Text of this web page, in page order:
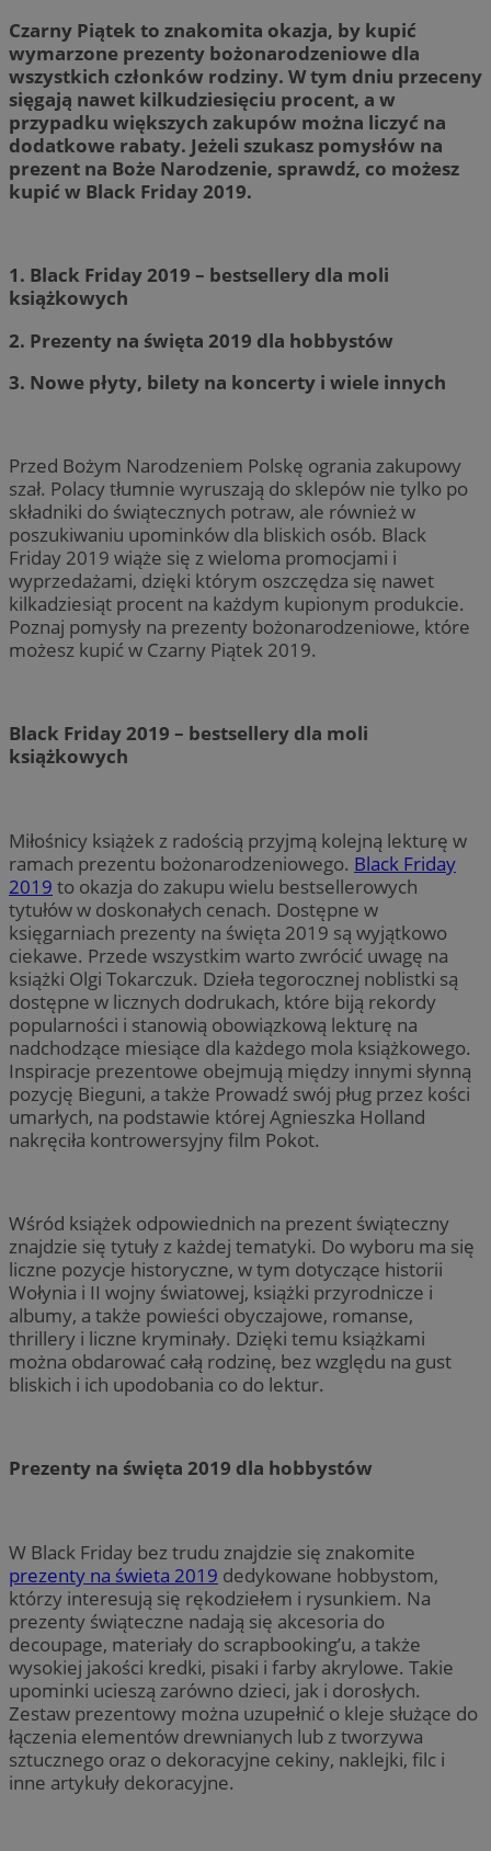
Czarny Piątek to znakomita okazja, by kupić
wymarzone prezenty bożonarodzeniowe dla
wszystkich członków rodziny. W tym dniu przeceny
sięgają nawet kilkudziesięciu procent, a w
przypadku większych zakupów można liczyć na
dodatkowe rabaty. Jeżeli szukasz pomysłów na
prezent na Boże Narodzenie, sprawdź, co możesz
kupić w Black Friday 2019.
1. Black Friday 2019 – bestsellery dla moli
książkowych
2. Prezenty na święta 2019 dla hobbystów
3. Nowe płyty, bilety na koncerty i wiele innych
Przed Bożym Narodzeniem Polskę ogrania zakupowy
szał. Polacy tłumnie wyruszają do sklepów nie tylko po
składniki do świątecznych potraw, ale również w
poszukiwaniu upominków dla bliskich osób. Black
Friday 2019 wiąże się z wieloma promocjami i
wyprzedażami, dzięki którym oszczędza się nawet
kilkadziesiąt procent na każdym kupionym produkcie.
Poznaj pomysły na prezenty bożonarodzeniowe, które
możesz kupić w Czarny Piątek 2019.
Black Friday 2019 – bestsellery dla moli
książkowych
Miłośnicy książek z radością przyjmą kolejną lekturę w
ramach prezentu bożonarodzeniowego. Black Friday
2019 to okazja do zakupu wielu bestsellerowych
tytułów w doskonałych cenach. Dostępne w
księgarniach prezenty na święta 2019 są wyjątkowo
ciekawe. Przede wszystkim warto zwrócić uwagę na
książki Olgi Tokarczuk. Dzieła tegorocznej noblistki są
dostępne w licznych dodrukach, które biją rekordy
popularności i stanowią obowiązkową lekturę na
nadchodzące miesiące dla każdego mola książkowego.
Inspiracje prezentowe obejmują między innymi słynną
pozycję Bieguni, a także Prowadź swój pług przez kości
umarłych, na podstawie której Agnieszka Holland
nakręciła kontrowersyjny film Pokot.
Wśród książek odpowiednich na prezent świąteczny
znajdzie się tytuły z każdej tematyki. Do wyboru ma się
liczne pozycje historyczne, w tym dotyczące historii
Wołynia i II wojny światowej, książki przyrodnicze i
albumy, a także powieści obyczajowe, romanse,
thrillery i liczne kryminały. Dzięki temu książkami
można obdarować całą rodzinę, bez względu na gust
bliskich i ich upodobania co do lektur.
Prezenty na święta 2019 dla hobbystów
W Black Friday bez trudu znajdzie się znakomite
prezenty na świeta 2019 dedykowane hobbystom,
którzy interesują się rękodziełem i rysunkiem. Na
prezenty świąteczne nadają się akcesoria do
decoupage, materiały do scrapbooking’u, a także
wysokiej jakości kredki, pisaki i farby akrylowe. Takie
upominki ucieszą zarówno dzieci, jak i dorosłych.
Zestaw prezentowy można uzupełnić o kleje służące do
łączenia elementów drewnianych lub z tworzywa
sztucznego oraz o dekoracyjne cekiny, naklejki, filc i
inne artykuły dekoracyjne.